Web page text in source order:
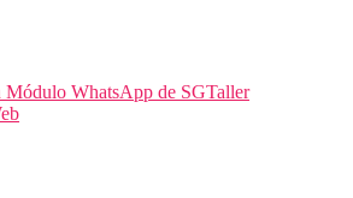
Módulo WhatsApp de SGTaller